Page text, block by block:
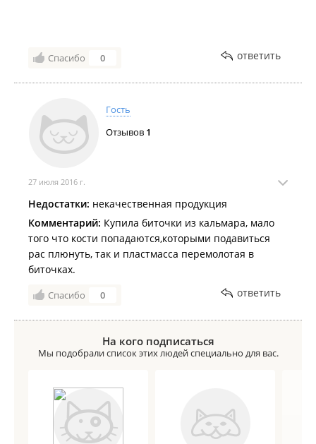
Спасибо 0 ответить
Гость
Отзывов 1
27 июля 2016 г.
Недостатки: некачественная продукция
Комментарий: Купила биточки из кальмара, мало
того что кости попадаются,которыми подавиться
рас плюнуть, так и пластмасса перемолотая в
биточках.
Спасибо 0 ответить
На кого подписаться
Мы подобрали список этих людей специально для вас.